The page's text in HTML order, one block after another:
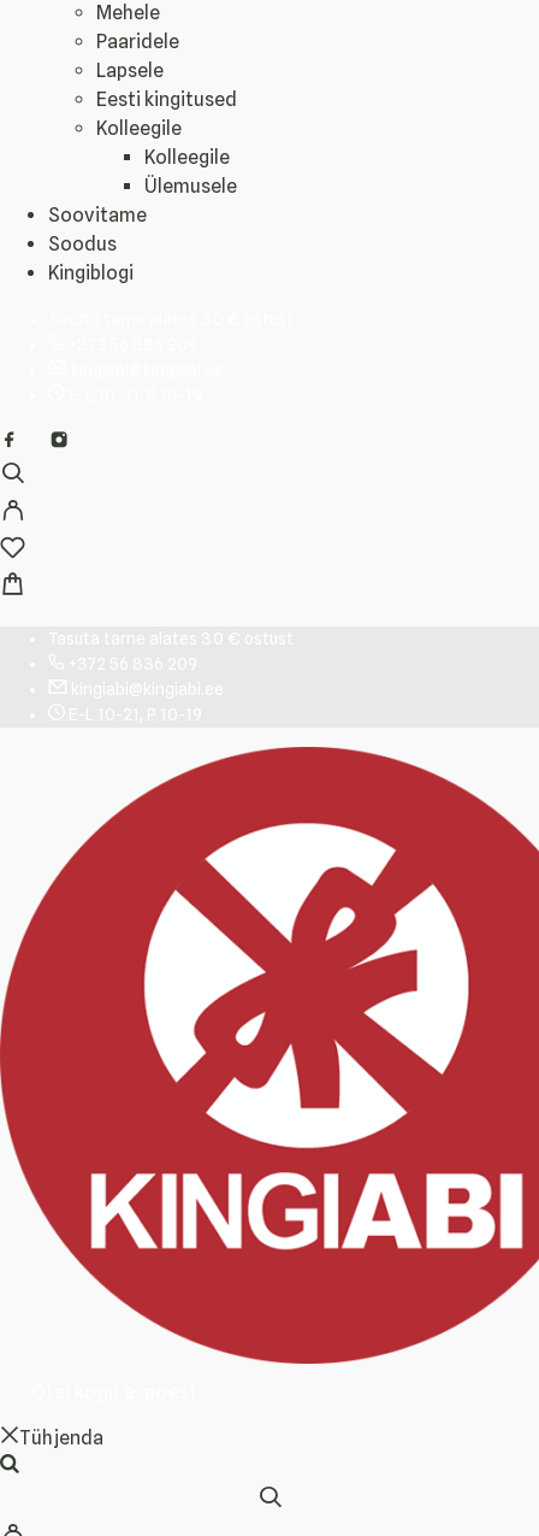
Mehele
Paaridele
Lapsele
Eesti kingitused
Kolleegile
Kolleegile
Ülemusele
Soovitame
Soodus
Kingiblogi
Tasuta tarne alates 30 € ostust
+372 56 836 209
kingiabi@kingiabi.ee
E-L 10-21, P 10-19
Tühjenda